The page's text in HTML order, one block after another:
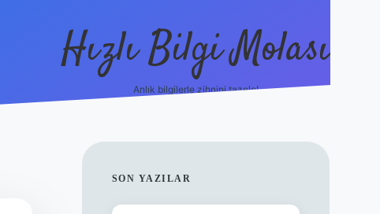
Hızlı Bilgi Molası
Anlık bilgilerle zihnini tazele!
SIDEBAR
SON YAZILAR
ilbet mobil giriş